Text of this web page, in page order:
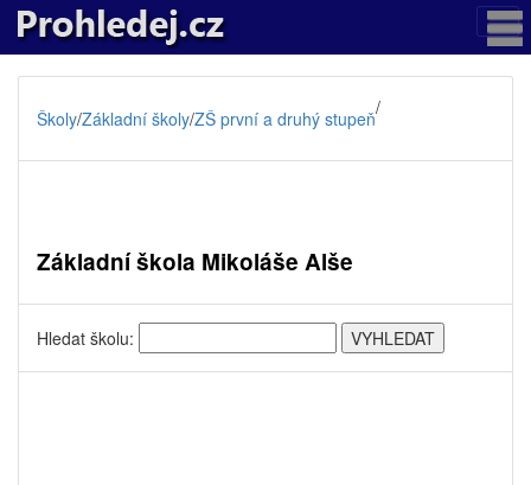
Školy/Základní školy/ZŠ první a druhý stupeň/
Základní škola Mikoláše Alše
Hledat školu: